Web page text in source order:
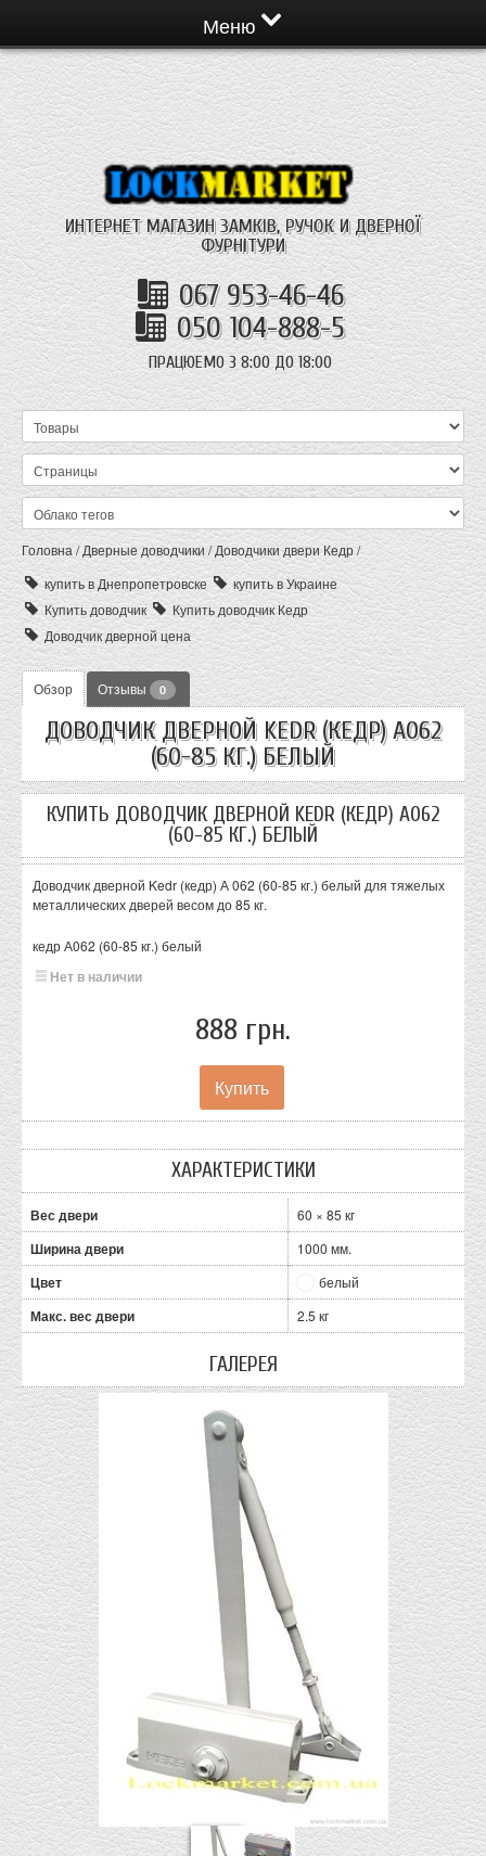
Меню
ИНТЕРНЕТ МАГАЗИН ЗАМКІВ, РУЧОК И ДВЕРНОЇ
ФУРНІТУРИ
067 953-46-46
050 104-888-5
ПРАЦЮЕМО З 8:00 ДО 18:00
Головна/Дверные доводчики/Доводчики двери Кедр/
купить в Днепропетровске
купить в Украине
Купить доводчик
Купить доводчик Кедр
Доводчик дверной цена
Обзор Отзывы 0
ДОВОДЧИК ДВЕРНОЙ KEDR (КЕДР) А062
(60-85 КГ.) БЕЛЫЙ
КУПИТЬ ДОВОДЧИК ДВЕРНОЙ KEDR (КЕДР) А062
(60-85 КГ.) БЕЛЫЙ
Доводчик дверной Kedr (кедр) А 062 (60-85 кг.) белый для тяжелых
металлических дверей весом до 85 кг.
кедр А062 (60-85 кг.) белый
Нет в наличии
888 грн.
ХАРАКТЕРИСТИКИ
Вес двери 60 × 85 кг
Ширина двери 1000 мм.
Цвет белый
Макс. вес двери 2.5 кг
ГАЛЕРЕЯ